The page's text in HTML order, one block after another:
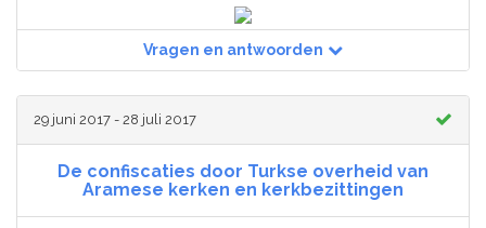
Vragen en antwoorden
29 juni 2017 - 28 juli 2017
De confiscaties door Turkse overheid van
Aramese kerken en kerkbezittingen